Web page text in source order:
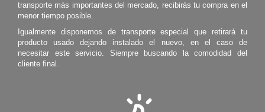
transporte más importantes del mercado, recibirás tu compra en el
menor tiempo posible.
Igualmente disponemos de transporte especial que retirará tu
producto usado dejando instalado el nuevo, en el caso de
necesitar este servicio. Siempre buscando la comodidad del
cliente final.